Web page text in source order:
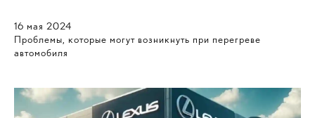
16 мая 2024
Проблемы, которые могут возникнуть при перегреве
автомобиля